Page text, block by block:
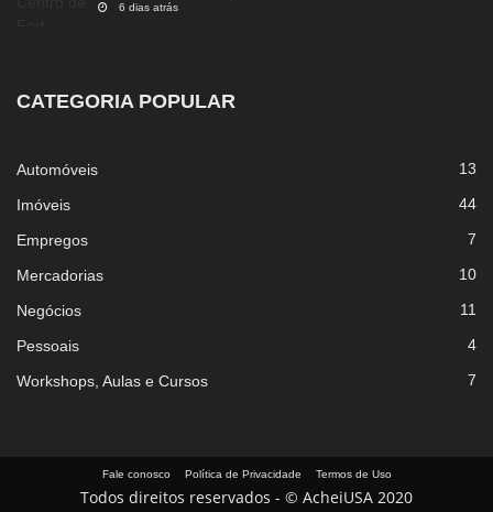
6 dias atrás
CATEGORIA POPULAR
Automóveis 13
Imóveis 44
Empregos 7
Mercadorias 10
Negócios 11
Pessoais 4
Workshops, Aulas e Cursos 7
Fale conosco Política de Privacidade Termos de Uso
Todos direitos reservados - © AcheiUSA 2020